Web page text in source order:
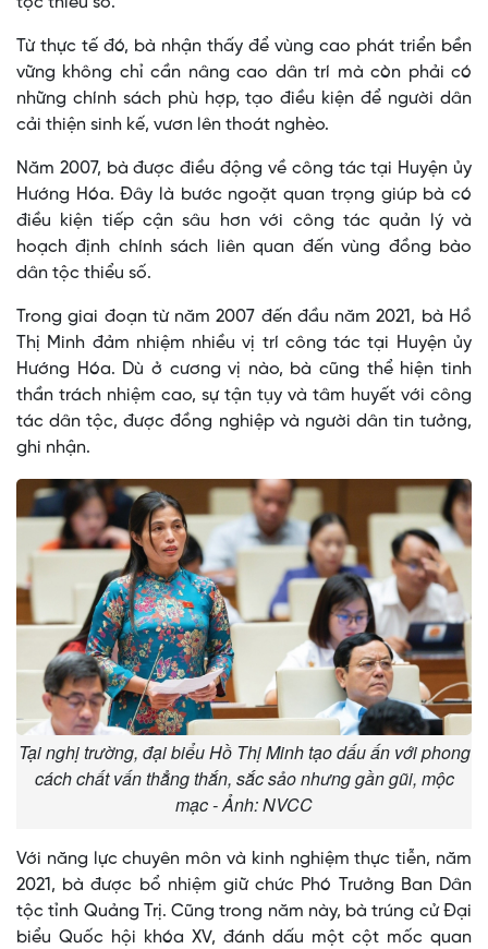
Từ thực tế đó, bà nhận thấy để vùng cao phát triển bền
vững không chỉ cần nâng cao dân trí mà còn phải có
những chính sách phù hợp, tạo điều kiện để người dân
cải thiện sinh kế, vươn lên thoát nghèo.
Năm 2007, bà được điều động về công tác tại Huyện ủy
Hướng Hóa. Đây là bước ngoặt quan trọng giúp bà có
điều kiện tiếp cận sâu hơn với công tác quản lý và
hoạch định chính sách liên quan đến vùng đồng bào
dân tộc thiểu số.
Trong giai đoạn từ năm 2007 đến đầu năm 2021, bà Hồ
Thị Minh đảm nhiệm nhiều vị trí công tác tại Huyện ủy
Hướng Hóa. Dù ở cương vị nào, bà cũng thể hiện tinh
thần trách nhiệm cao, sự tận tụy và tâm huyết với công
tác dân tộc, được đồng nghiệp và người dân tin tưởng,
ghi nhận.
Tại nghị trường, đại biểu Hồ Thị Minh tạo dấu ấn với phong
cách chất vấn thẳng thắn, sắc sảo nhưng gần gũi, mộc
mạc - Ảnh: NVCC
Với năng lực chuyên môn và kinh nghiệm thực tiễn, năm
2021, bà được bổ nhiệm giữ chức Phó Trưởng Ban Dân
tộc tỉnh Quảng Trị. Cũng trong năm này, bà trúng cử Đại
biểu Quốc hội khóa XV, đánh dấu một cột mốc quan